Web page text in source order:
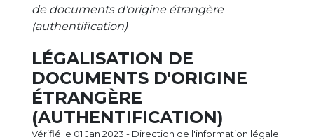
de documents d'origine étrangère
(authentification)
LÉGALISATION DE
DOCUMENTS D'ORIGINE
ÉTRANGÈRE
(AUTHENTIFICATION)
Vérifié le 01 Jan 2023 - Direction de l'information légale